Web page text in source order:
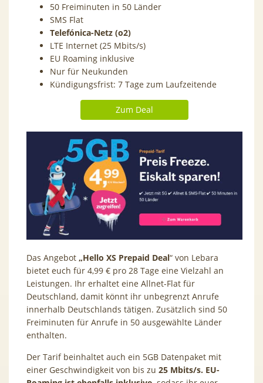
50 Freiminuten in 50 Länder
SMS Flat
Telefónica-Netz (o2)
LTE Internet (25 Mbits/s)
EU Roaming inklusive
Nur für Neukunden
Kündigungsfrist: 7 Tage zum Laufzeitende
Zum Deal
Das Angebot „Hello XS Prepaid Deal“ von Lebara
bietet euch für 4,99 € pro 28 Tage eine Vielzahl an
Leistungen. Ihr erhaltet eine Allnet-Flat für
Deutschland, damit könnt ihr unbegrenzt Anrufe
innerhalb Deutschlands tätigen. Zusätzlich sind 50
Freiminuten für Anrufe in 50 ausgewählte Länder
enthalten.
Der Tarif beinhaltet auch ein 5GB Datenpaket mit
einer Geschwindigkeit von bis zu 25 Mbits/s. EU-